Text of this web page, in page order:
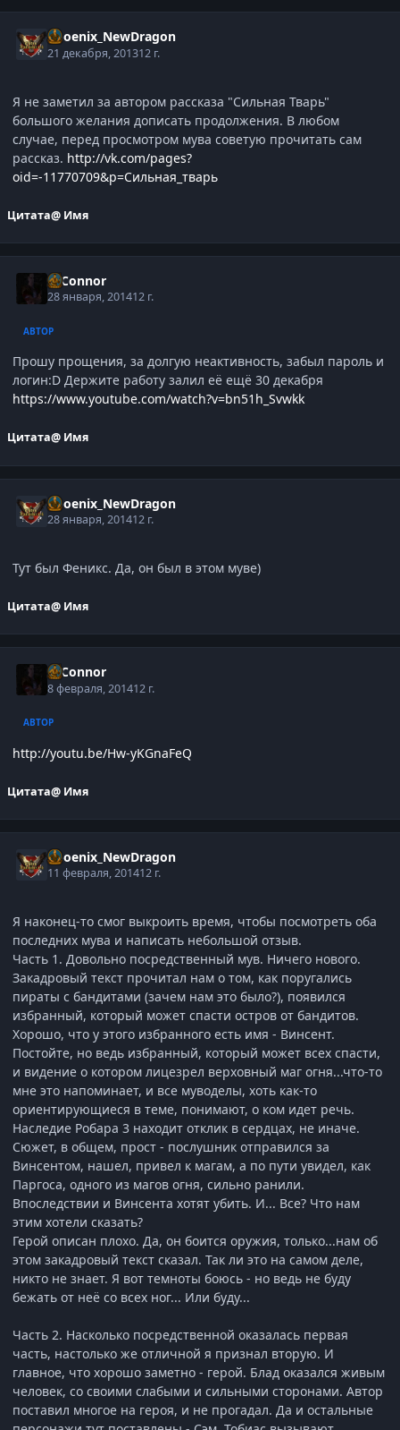
Phoenix_NewDragon
21 декабря, 201312 г.
Я не заметил за автором рассказа "Сильная Тварь"
большого желания дописать продолжения. В любом
случае, перед просмотром мува советую прочитать сам
рассказ. http://vk.com/pages?
oid=-11770709&p=Сильная_тварь
Цитата@ Имя
O'Connor
28 января, 201412 г.
АВТОР
Прошу прощения, за долгую неактивность, забыл пароль и
логин:D Держите работу залил её ещё 30 декабря
https://www.youtube.com/watch?v=bn51h_Svwkk
Цитата@ Имя
Phoenix_NewDragon
28 января, 201412 г.
Тут был Феникс. Да, он был в этом муве)
Цитата@ Имя
O'Connor
8 февраля, 201412 г.
АВТОР
http://youtu.be/Hw-yKGnaFeQ
Цитата@ Имя
Phoenix_NewDragon
11 февраля, 201412 г.
Я наконец-то смог выкроить время, чтобы посмотреть оба
последних мува и написать небольшой отзыв.
Часть 1. Довольно посредственный мув. Ничего нового.
Закадровый текст прочитал нам о том, как поругались
пираты с бандитами (зачем нам это было?), появился
избранный, который может спасти остров от бандитов.
Хорошо, что у этого избранного есть имя - Винсент.
Постойте, но ведь избранный, который может всех спасти,
и видение о котором лицезрел верховный маг огня...что-то
мне это напоминает, и все муводелы, хоть как-то
ориентирующиеся в теме, понимают, о ком идет речь.
Наследие Робара 3 находит отклик в сердцах, не иначе.
Сюжет, в общем, прост - послушник отправился за
Винсентом, нашел, привел к магам, а по пути увидел, как
Паргоса, одного из магов огня, сильно ранили.
Впоследствии и Винсента хотят убить. И... Все? Что нам
этим хотели сказать?
Герой описан плохо. Да, он боится оружия, только...нам об
этом закадровый текст сказал. Так ли это на самом деле,
никто не знает. Я вот темноты боюсь - но ведь не буду
бежать от неё со всех ног... Или буду...
Часть 2. Насколько посредственной оказалась первая
часть, настолько же отличной я признал вторую. И
главное, что хорошо заметно - герой. Блад оказался живым
человек, со своими слабыми и сильными сторонами. Автор
поставил многое на героя, и не прогадал. Да и остальные